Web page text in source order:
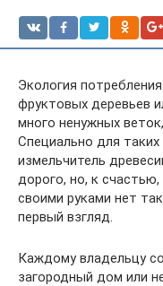
Экология
фруктовых деревьев
много ненужных
Специально для
измельчитель
дорого, но, к
своими руками нет
первый взгляд.
Каждому владельцу
загородный дом или